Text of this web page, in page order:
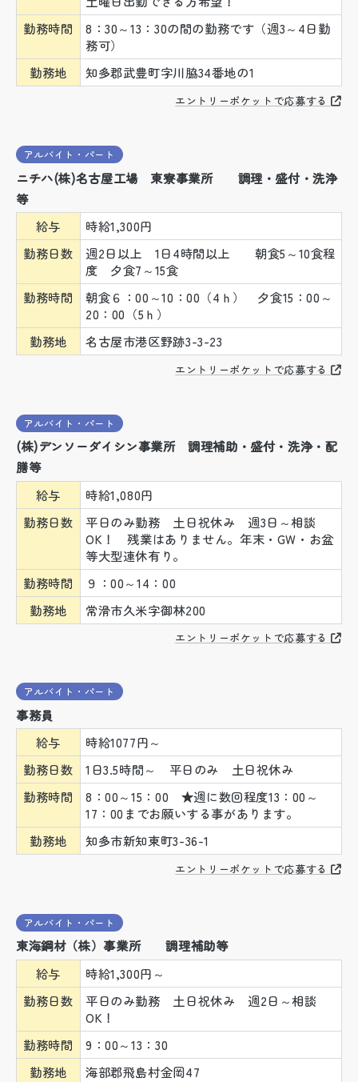
勤務時間
8：30～13：30の間の勤務です（週3～4日勤
務可）
勤務地
知多郡武豊町字川脇34番地の1
エントリーポケットで応募する
アルバイト・パート
ニチハ(株)名古屋工場 東寮事業所 調理・盛付・洗浄
等
給与
時給1,300円
勤務日数
週2日以上 1日4時間以上 朝食5～10食程
度 夕食7～15食
勤務時間
朝食６：00～10：00（4ｈ） 夕食15：00～
20：00（5ｈ）
勤務地
名古屋市港区野跡3-3-23
エントリーポケットで応募する
アルバイト・パート
(株)デンソーダイシン事業所 調理補助・盛付・洗浄・配
膳等
給与
時給1,080円
勤務日数
平日のみ勤務 土日祝休み 週3日～相談
OK！ 残業はありません。年末・GW・お盆
等大型連休有り。
勤務時間
９：00～14：00
勤務地
常滑市久米字御林200
エントリーポケットで応募する
アルバイト・パート
事務員
給与
時給1077円～
勤務日数
1日3.5時間～ 平日のみ 土日祝休み
勤務時間
8：00～15：00 ★週に数回程度13：00～
17：00までお願いする事があります。
勤務地
知多市新知東町3-36-1
エントリーポケットで応募する
アルバイト・パート
東海鋼材（株）事業所 調理補助等
給与
時給1,300円～
勤務日数
平日のみ勤務 土日祝休み 週2日～相談
OK！
勤務時間
9：00～13：30
勤務地
海部郡飛島村金岡47